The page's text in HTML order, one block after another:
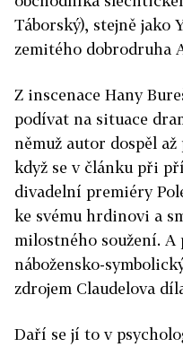
Táborský), stejně jako
zemitého dobrodruha
Z inscenace Hany
podívat na situace
němuž autor dospěl
když se v článku při
divadelní premiéry
ke svému hrdinovi a
milostného soužení.
nábožensko-
zdrojem Claudelova
Daří se jí to v